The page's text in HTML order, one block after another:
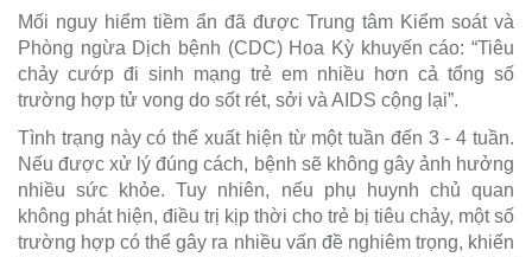
Mối nguy hiểm tiềm ẩn đã được Trung tâm Kiểm soát và
Phòng ngừa Dịch bệnh (CDC) Hoa Kỳ khuyến cáo: “Tiêu
chảy cướp đi sinh mạng trẻ em nhiều hơn cả tổng số
trường hợp tử vong do sốt rét, sởi và AIDS cộng lại”.
Tình trạng này có thể xuất hiện từ một tuần đến 3 - 4 tuần.
Nếu được xử lý đúng cách, bệnh sẽ không gây ảnh hưởng
nhiều sức khỏe. Tuy nhiên, nếu phụ huynh chủ quan
không phát hiện, điều trị kịp thời cho trẻ bị tiêu chảy, một số
trường hợp có thể gây ra nhiều vấn đề nghiêm trọng, khiến